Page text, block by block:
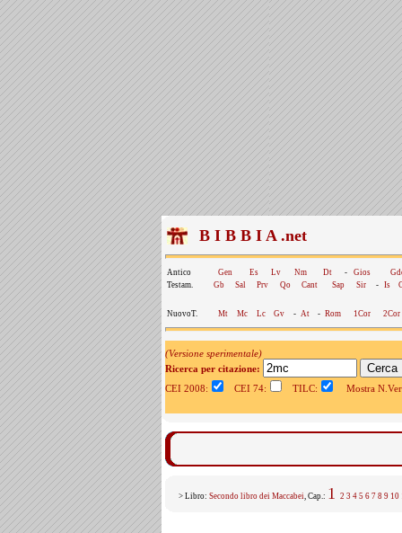
B I B B I A .net
Antico Gen Es Lv Nm Dt - Gios
Testam.
Gb Sal Prv Qo Cant Sap Sir - Is
NuovoT. Mt Mc Lc Gv - At - Rom 1Cor 2Cor
(Versione sperimentale)
Ricerca per citazione:
CEI 2008:
CEI 74: TILC: Mostra
> Libro: Secondo libro dei Maccabei, Cap.: 1 2 3 4 5 6 7 8 9 10